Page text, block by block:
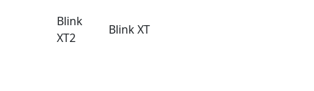
Blink
XT2
Blink XT